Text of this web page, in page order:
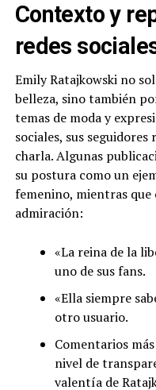
Contexto y
redes
Emily Ratajkowski no
belleza, sino también
temas de moda y
sociales, sus
charla. Algunas
su postura como un
femenino, mientras
admiración:
«La reina de la
uno de sus fans.
«Ella siempre
otro usuario.
Comentarios
nivel de
valentía de